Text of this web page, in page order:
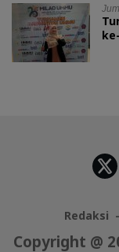
Redaksi
Copyright @